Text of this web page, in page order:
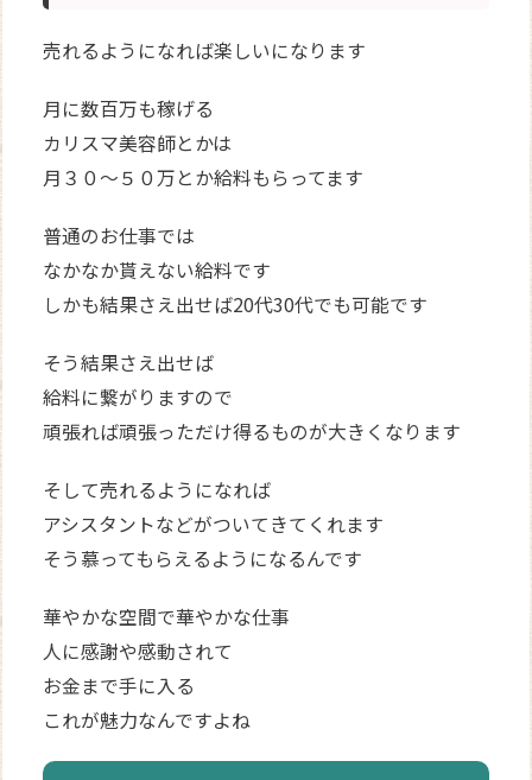
売れるようになれば楽しいになります
月に数百万も稼げる
カリスマ美容師とかは
月３０～５０万とか給料もらってます
普通のお仕事では
なかなか貰えない給料です
しかも結果さえ出せば20代30代でも可能です
そう結果さえ出せば
給料に繋がりますので
頑張れば頑張っただけ得るものが大きくなります
そして売れるようになれば
アシスタントなどがついてきてくれます
そう慕ってもらえるようになるんです
華やかな空間で華やかな仕事
人に感謝や感動されて
お金まで手に入る
これが魅力なんですよね